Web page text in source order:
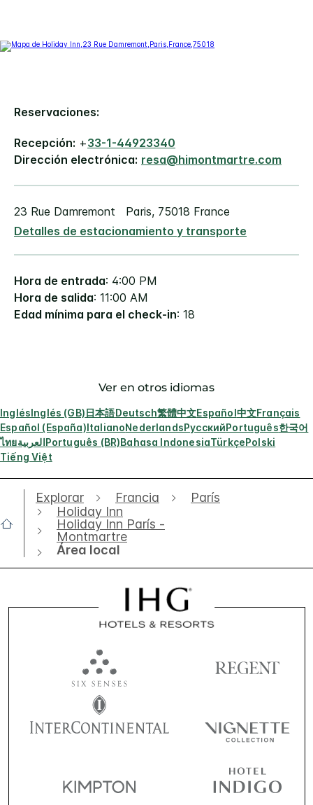
Reservaciones:
Recepción: +33-1-44923340
Dirección electrónica: resa@himontmartre.com
23 Rue Damremont Paris, 75018 France
Detalles de estacionamiento y transporte
Hora de entrada: 4:00 PM
Hora de salida: 11:00 AM
Edad mínima para el check-in: 18
Ver en otros idiomas
InglésInglés (GB)日本語Deutsch繁體中文Español中文Français
Español (España)ItalianoNederlandsРусскийPortuguês한국어
ไทยالعربيةPortuguês (BR)Bahasa IndonesiaTürkçePolski
Tiếng Việt
Explorar Francia
París
Holiday Inn
Holiday Inn París -
Montmartre
Área local